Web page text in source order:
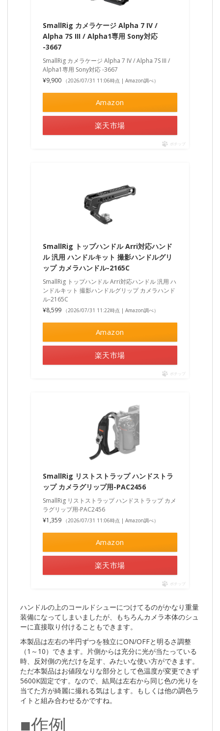
SmallRig カメラケージ Alpha 7 IV /
Alpha 7S III / Alpha1専用 Sony対応
-3667
SmallRig カメラケージ Alpha 7 IV / Alpha 7S III /
Alpha1専用 Sony対応 -3667
¥9,900
（2026/07/31 11:06時点 | Amazon調べ）
Amazon
楽天市場
ポチップ
SmallRig トップハンドル Arri対応ハンド
ル 汎用 ハンドルキット 撮影ハンドルグリ
ップ カメラハンドル-2165C
SmallRig トップハンドル Arri対応ハンドル 汎用 ハ
ンドルキット 撮影ハンドルグリップ カメラハンド
ル-2165C
¥8,599
（2026/07/31 11:22時点 | Amazon調べ）
Amazon
楽天市場
ポチップ
SmallRig リストストラップ ハンドストラ
ップ カメラグリップ用-PAC2456
SmallRig リストストラップ ハンドストラップ カメ
ラグリップ用-PAC2456
¥1,359
（2026/07/31 11:06時点 | Amazon調べ）
Amazon
楽天市場
ポチップ
ハンドルの上のコールドシューにつけてるのがかなり重量
装備になってしまいましたが、もちろんカメラ本体のシュ
ーに直接取り付けることもできます。
本製品は左右の半円ずつを独立にON/OFFと明るさ調整
（1～10）できます。片側からは充分に光が当たっている
時、反対側の光だけを足す、みたいな使い方ができます。
ただ本製品はお値段なりな部分として色温度が変更できず
5600K固定です。なので、結局は左右から同じ色の光りを
当てた方が綺麗に撮れる気はします。もしくは他の調色ラ
イトと組み合わせるかですね。
■作例